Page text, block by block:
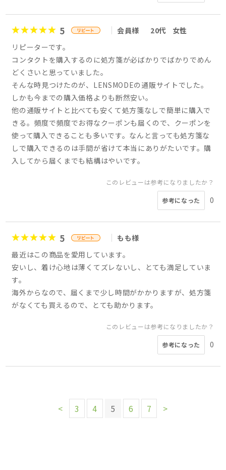
5 会員様 20代
女性
リピーターです。
コンタクトを購入するのに処方箋が必ばかりでばかりでめん
どくさいと思っていました。
そんな時見つけたのが、LENSMODEの通販サイトでした。
しかも今までの購入価格よりも断然安い。
他の通販サイトと比べても安くて処方箋なしで簡単に購入で
きる。頻度で頻度でお得なクーポンも届くので、クーポンを
使って購入できることも多いです。なんと言っても処方箋な
しで購入できるのは手間が省けて本当にありがたいです。購
入してから届くまでも結構はやいです。
このレビューは参考になりましたか？
参考になった 0
5
もも様
最近はこの商品を愛用しています。
安いし、着け心地は薄くてズレないし、とても満足していま
す。
海外からなので、届くまで少し時間がかかりますが、処方箋
がなくても買えるので、とても助かります。
このレビューは参考になりましたか？
参考になった 0
< 3 4 5 6 7 >